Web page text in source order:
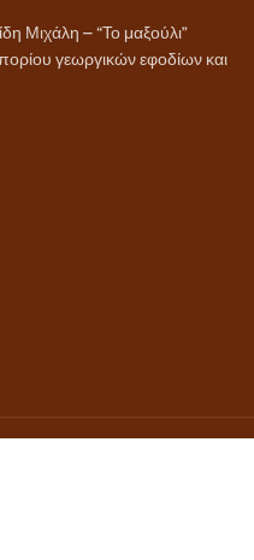
Μιχάλη – “Το μαξούλι”
γεωργικών εφοδίων και